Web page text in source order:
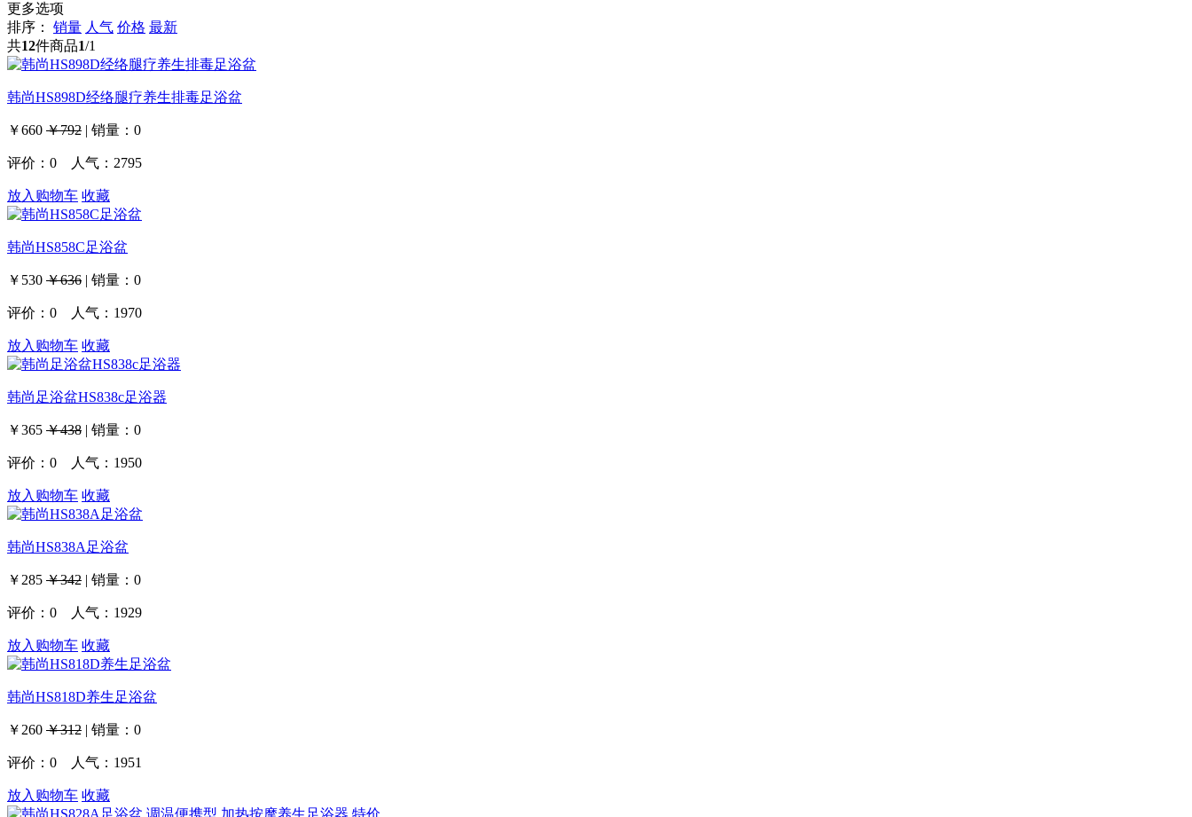
更多选项
排序：
销量 人气 价格 最新
共12件商品1/1
韩尚HS898D经络腿疗养生排毒足浴盆
￥660 ￥792 | 销量： 0
评价： 0 人气：2795
放入购物车 收藏
韩尚HS858C足浴盆
￥530 ￥636 | 销量： 0
评价： 0 人气：1970
放入购物车 收藏
韩尚足浴盆HS838c足浴器
￥365 ￥438 | 销量： 0
评价： 0 人气：1950
放入购物车 收藏
韩尚HS838A足浴盆
￥285 ￥342 | 销量： 0
评价： 0 人气：1929
放入购物车 收藏
韩尚HS818D养生足浴盆
￥260 ￥312 | 销量： 0
评价： 0 人气：1951
放入购物车 收藏